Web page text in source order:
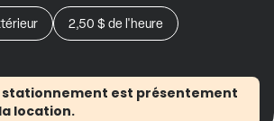
2,50 $ de l'heure
stationnement est présentement
location.